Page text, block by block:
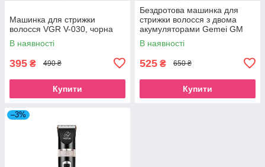
Машинка для стрижки
волосся VGR V-030, чорна
В наявності
395 ₴ 490 ₴
Купити
Бездротова машинка для
стрижки волосся з двома
акумуляторами Gemei GM
550
В наявності
525 ₴ 650 ₴
Купити
–3%